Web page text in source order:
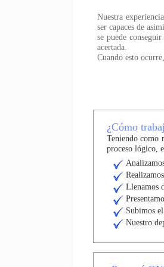
Nuestra
ser capaces de
se puede
acertada.
Cuando esto
¿Cómo
Teniendo como
proceso lógico,
Llenamos
Subimos
Nuestro